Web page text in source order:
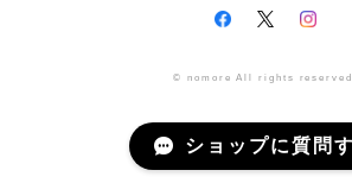
© nomore All rights reserved.
ショップに質問